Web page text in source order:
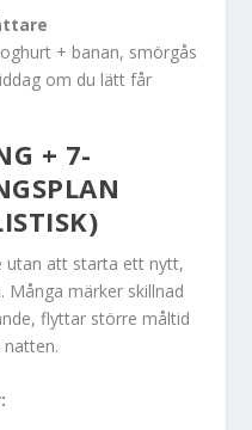
+ banan, smörgås
om du lätt får
+ 7-
utan att starta ett nytt,
Många märker skillnad
flyttar större måltid